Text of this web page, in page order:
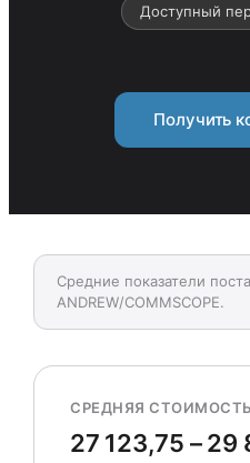
Доступный
Получить
Средние показатели
ANDREW/COMMSCOPE.
СРЕДНЯЯ СТОИМОСТЬ
27 123,75 – 29